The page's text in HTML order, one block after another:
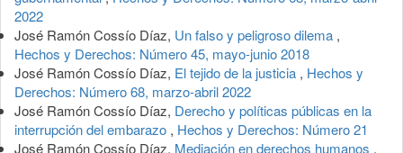
2022
José Ramón Cossío Díaz, Un falso y peligroso dilema ,
Hechos y Derechos: Número 45, mayo-junio 2018
José Ramón Cossío Díaz, El tejido de la justicia , Hechos y
Derechos: Número 68, marzo-abril 2022
José Ramón Cossío Díaz, Derecho y políticas públicas en la
interrupción del embarazo , Hechos y Derechos: Número 21
José Ramón Cossío Díaz, Mediación en derechos humanos ,